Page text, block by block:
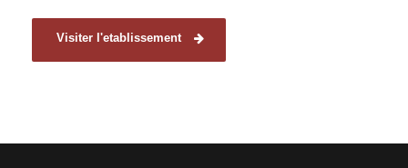
Visiter l'etablissement